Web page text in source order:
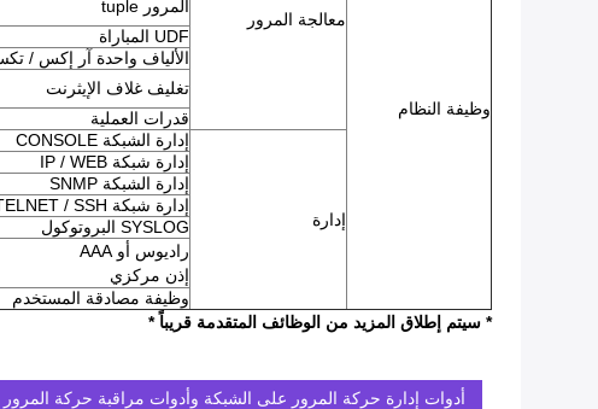
وظيفة النظام
معالجة المرور
المرور tuple
UDF المباراة
الألياف واحدة آر إكس /
تغليف غلاف الإيثرنت
قدرات العملية
إدارة
إدارة الشبكة CONSOLE
إدارة شبكة IP / WEB
إدارة الشبكة SNMP
إدارة شبكة TELNET / SSH
SYSLOG البروتوكول
راديوس أو AAA
إذن مركزي
وظيفة مصادقة المستخدم
* سيتم إطلاق المزيد من الوظائف المتقدمة قريباً *
أدوات إدارة حركة المرور على الشبكة وأدوات مراقبة حركة